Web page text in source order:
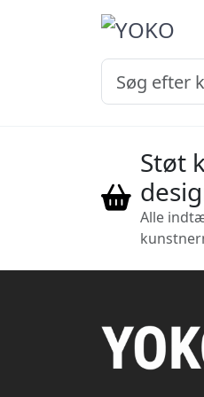
Støt
Alle